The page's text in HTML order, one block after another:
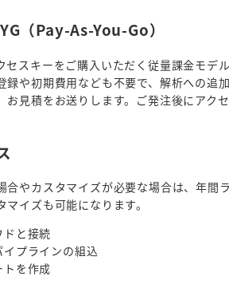
（Pay-As-You-Go）
セスキーをご購入いただく従量課金モデ
録や初期費用なども不要で、解析への
お見積をお送りします。ご発注後にアク
合やカスタマイズが必要な場合は、年
イズも可能になります。
ドと接続
イプラインの組込
を作成